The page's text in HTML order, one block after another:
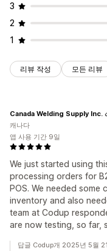
3
2
1
리뷰 작성 모든 리뷰
We just started using
processing orders for
POS. We needed
inventory and also
team at Codup
are now testing, so far,
Canada Welding Supply Inc.
캐나다
앱 사용 기간 9일
답글 Codup개 2025년 5월